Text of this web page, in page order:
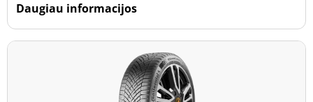
Daugiau parinkčių
Daugiau informacijos